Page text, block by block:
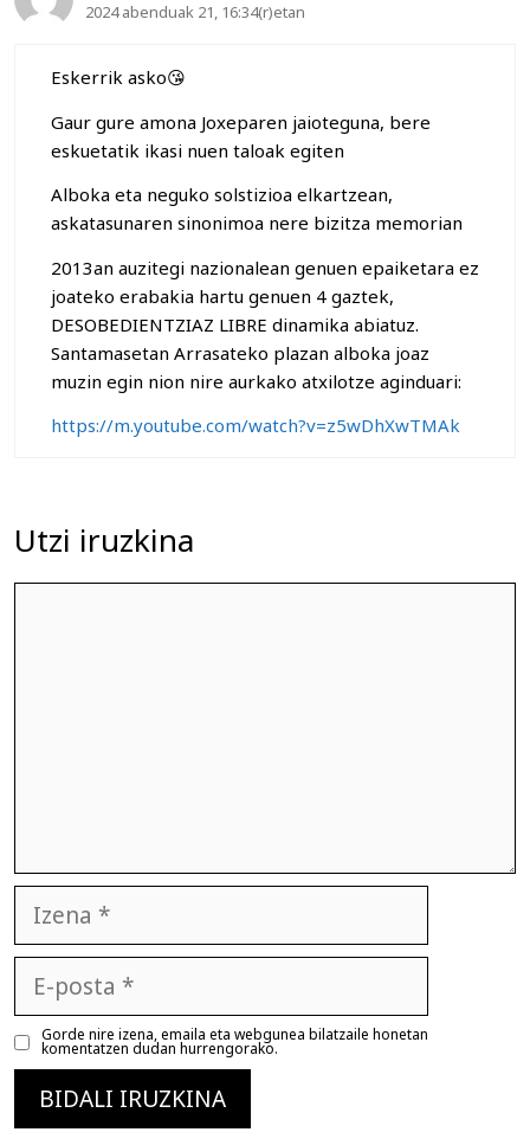
2024 abenduak 21, 16:34(r)etan
Eskerrik asko😘
Gaur gure amona Joxeparen jaioteguna, bere
eskuetatik ikasi nuen taloak egiten
Alboka eta neguko solstizioa elkartzean,
askatasunaren sinonimoa nere bizitza memorian
2013an auzitegi nazionalean genuen epaiketara ez
joateko erabakia hartu genuen 4 gaztek,
DESOBEDIENTZIAZ LIBRE dinamika abiatuz.
Santamasetan Arrasateko plazan alboka joaz
muzin egin nion nire aurkako atxilotze aginduari:
https://m.youtube.com/watch?v=z5wDhXwTMAk
Utzi iruzkina
posta
Gorde nire izena, emaila eta webgunea bilatzaile honetan
komentatzen dudan hurrengorako.